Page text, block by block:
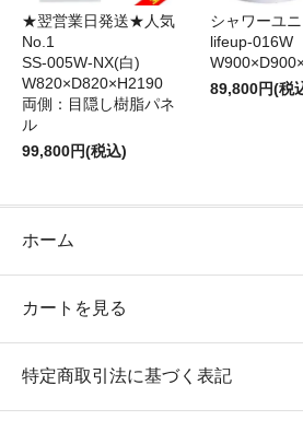
★翌営業日発送★人気
No.1
SS-005W-NX(白)
W820×D820×H2190
両側：目隠し樹脂パネ
ル
99,800円(税込)
シャワーユニ
lifeup-016W
89,800円(税
ホーム
カートを見る
特定商取引法に基づく表記